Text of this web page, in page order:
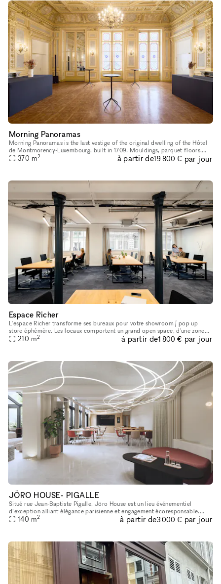
Morning Panoramas
Morning Panoramas is the last vestige of the original dwelling of the Hôtel
de Montmorency-Luxembourg, built in 1709. Mouldings, parquet floors,
gilding, stained glass windows... its 19th-century de
370 m2 à partir de19 800 € par jour
Espace Richer
L'espace Richer transforme ses bureaux pour votre showroom / pop up
store éphémère. Les locaux comportent un grand open space, d'une zone
de vie, d'une cuisine et de 4 salles de réunions. Sa luminos
210 m2 à partir de1 800 € par jour
JÖRO HOUSE- PIGALLE
Situé rue Jean-Baptiste Pigalle, Jöro House est un lieu événementiel
d’exception alliant élégance parisienne et engagement écoresponsable.
D’une superficie de 140 m², il peut accueillir jusqu’à 70 pe
140 m2 à partir de3 000 € par jour